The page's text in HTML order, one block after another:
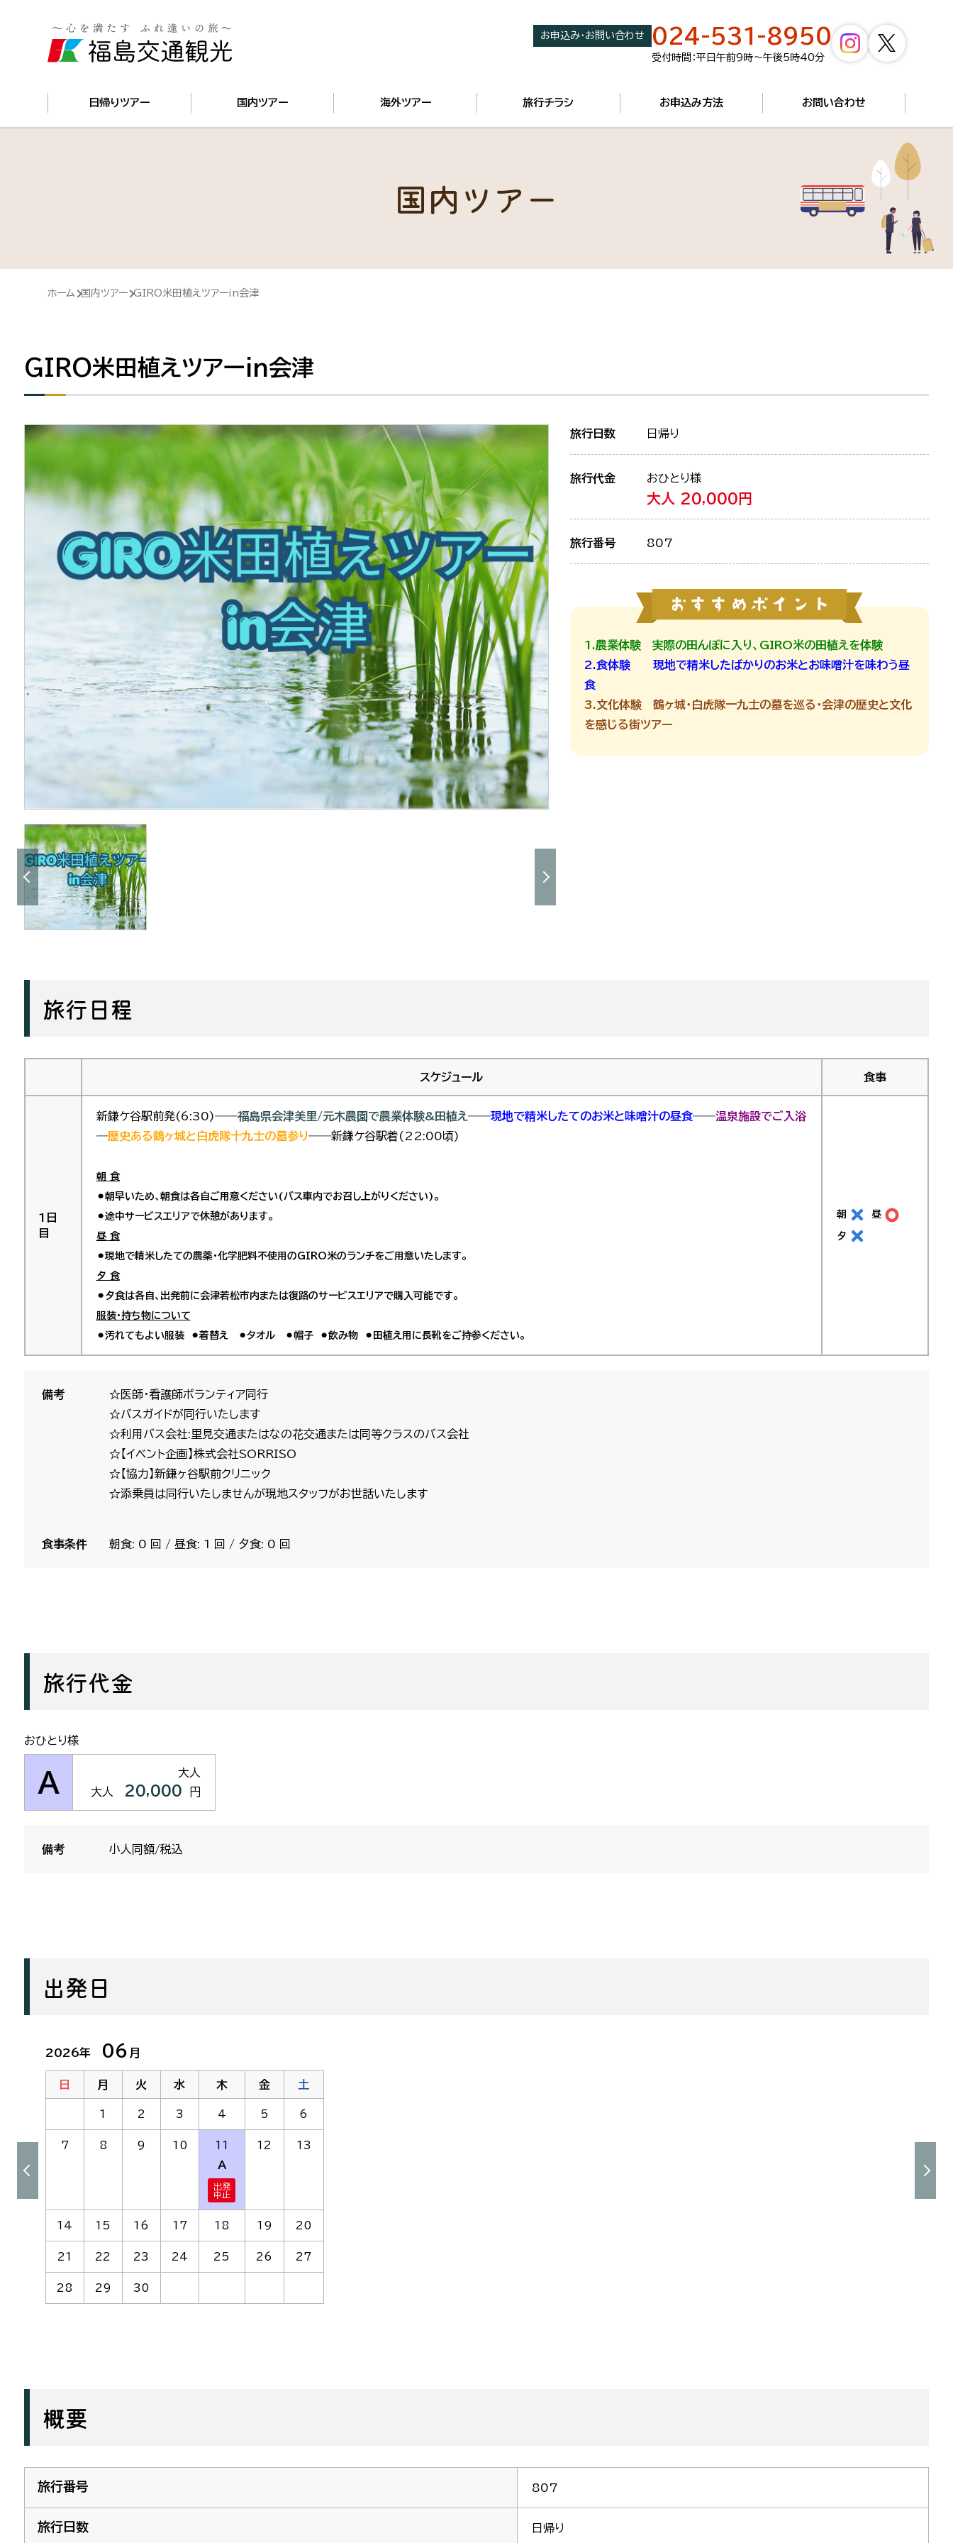
お申込み・お問い合わせ 024-531-8950
受付時間：平日午前9時～午後5時40分
日帰りツアー 国内ツアー 海外ツアー 旅行チラシ お申込み方法 お問い合わせ
国内ツアー
ホーム 国内ツアー GIRO米田植えツアーin会津
GIRO米田植えツアーin会津
旅行日数 日帰り
旅行代金 おひとり様
大人 20,000円
旅行番号 807
1.農業体験 実際の田んぼに入り、GIRO米の田植えを体験
2.食体験 現地で精米したばかりのお米とお味噌汁を味わう昼
食
3.文化体験 鶴ヶ城・白虎隊一九士の墓を巡る・会津の歴史と文化
を感じる街ツアー
旅行日程
スケジュール 食事
1日
目
新鎌ケ谷駅前発(6:30)――福島県会津美里/元木農園で農業体験&田植え――現地で精米したてのお米と味噌汁の昼食――温泉施設でご入浴
―歴史ある鶴ヶ城と白虎隊十九士の墓参り――新鎌ケ谷駅着(22:00頃)
朝 食
⚫︎朝早いため、朝食は各自ご用意ください(バス車内でお召し上がりください)。
⚫︎途中サービスエリアで休憩があります。
昼 食
⚫︎現地で精米したての農薬・化学肥料不使用のGIRO米のランチをご用意いたします。
夕 食
⚫︎夕食は各自、出発前に会津若松市内または復路のサービスエリアで購入可能です。
服装・持ち物について
⚫︎汚れてもよい服装 ⚫︎着替え ⚫︎タオル ⚫︎帽子 ⚫︎飲み物 ⚫︎田植え用に長靴をご持参ください。
朝 昼
夕
備考
☆医師・看護師ボランティア同行
☆バスガイドが同行いたします
☆利用バス会社:里見交通またはなの花交通または同等クラスのバス会社
☆【イベント企画】株式会社SORRISO
☆【協力】新鎌ヶ谷駅前クリニック
☆添乗員は同行いたしませんが現地スタッフがお世話いたします
食事条件 朝食: 0 回 / 昼食: 1 回 / 夕食: 0 回
旅行代金
おひとり様
A
大人
大人
20,000 円
備考 小人同額/税込
出発日
2026年 06 月
日 月 火 水 木 金 土
1 2 3 4 5 6
7 8 9 10 11
A
12 13
14 15 16 17 18 19 20
21 22 23 24 25 26 27
28 29 30
概要
旅行番号 807
旅行日数 日帰り